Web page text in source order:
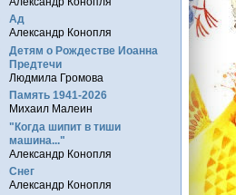
Ад
Александр Конопля
Детям о Рождестве Иоанна
Предтечи
Людмила Громова
Память 1941-2026
Михаил Малеин
"Когда шипит в тиши
машина..."
Александр Конопля
Снег
Александр Конопля